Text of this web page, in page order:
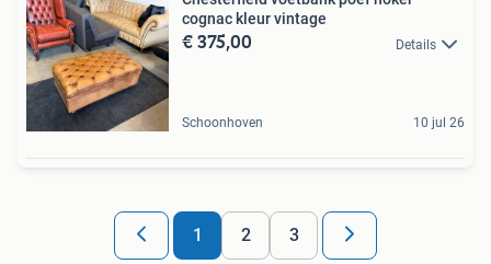
cognac kleur vintage
€ 375,00 Details
Schoonhoven 10 jul 26
1 2 3